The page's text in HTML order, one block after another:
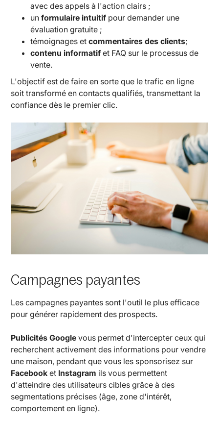
avec des appels à l'action clairs ;
unformulaire intuitif pour demander une
évaluation gratuite ;
témoignages etcommentaires des clients;
contenu informatifet FAQ sur le processus de
vente.
L'objectif est de faire en sorte que le trafic en ligne
soit transformé en contacts qualifiés, transmettant la
confiance dès le premier clic.
Campagnes payantes
Les campagnes payantes sont l'outil le plus efficace
pour générer rapidement des prospects.
Publicités Google vous permet d'intercepter ceux qui
recherchent activement des informations pour vendre
une maison, pendant que vous les sponsorisez sur
Facebook et Instagram ils vous permettent
d'atteindre des utilisateurs cibles grâce à des
segmentations précises (âge, zone d'intérêt,
comportement en ligne).